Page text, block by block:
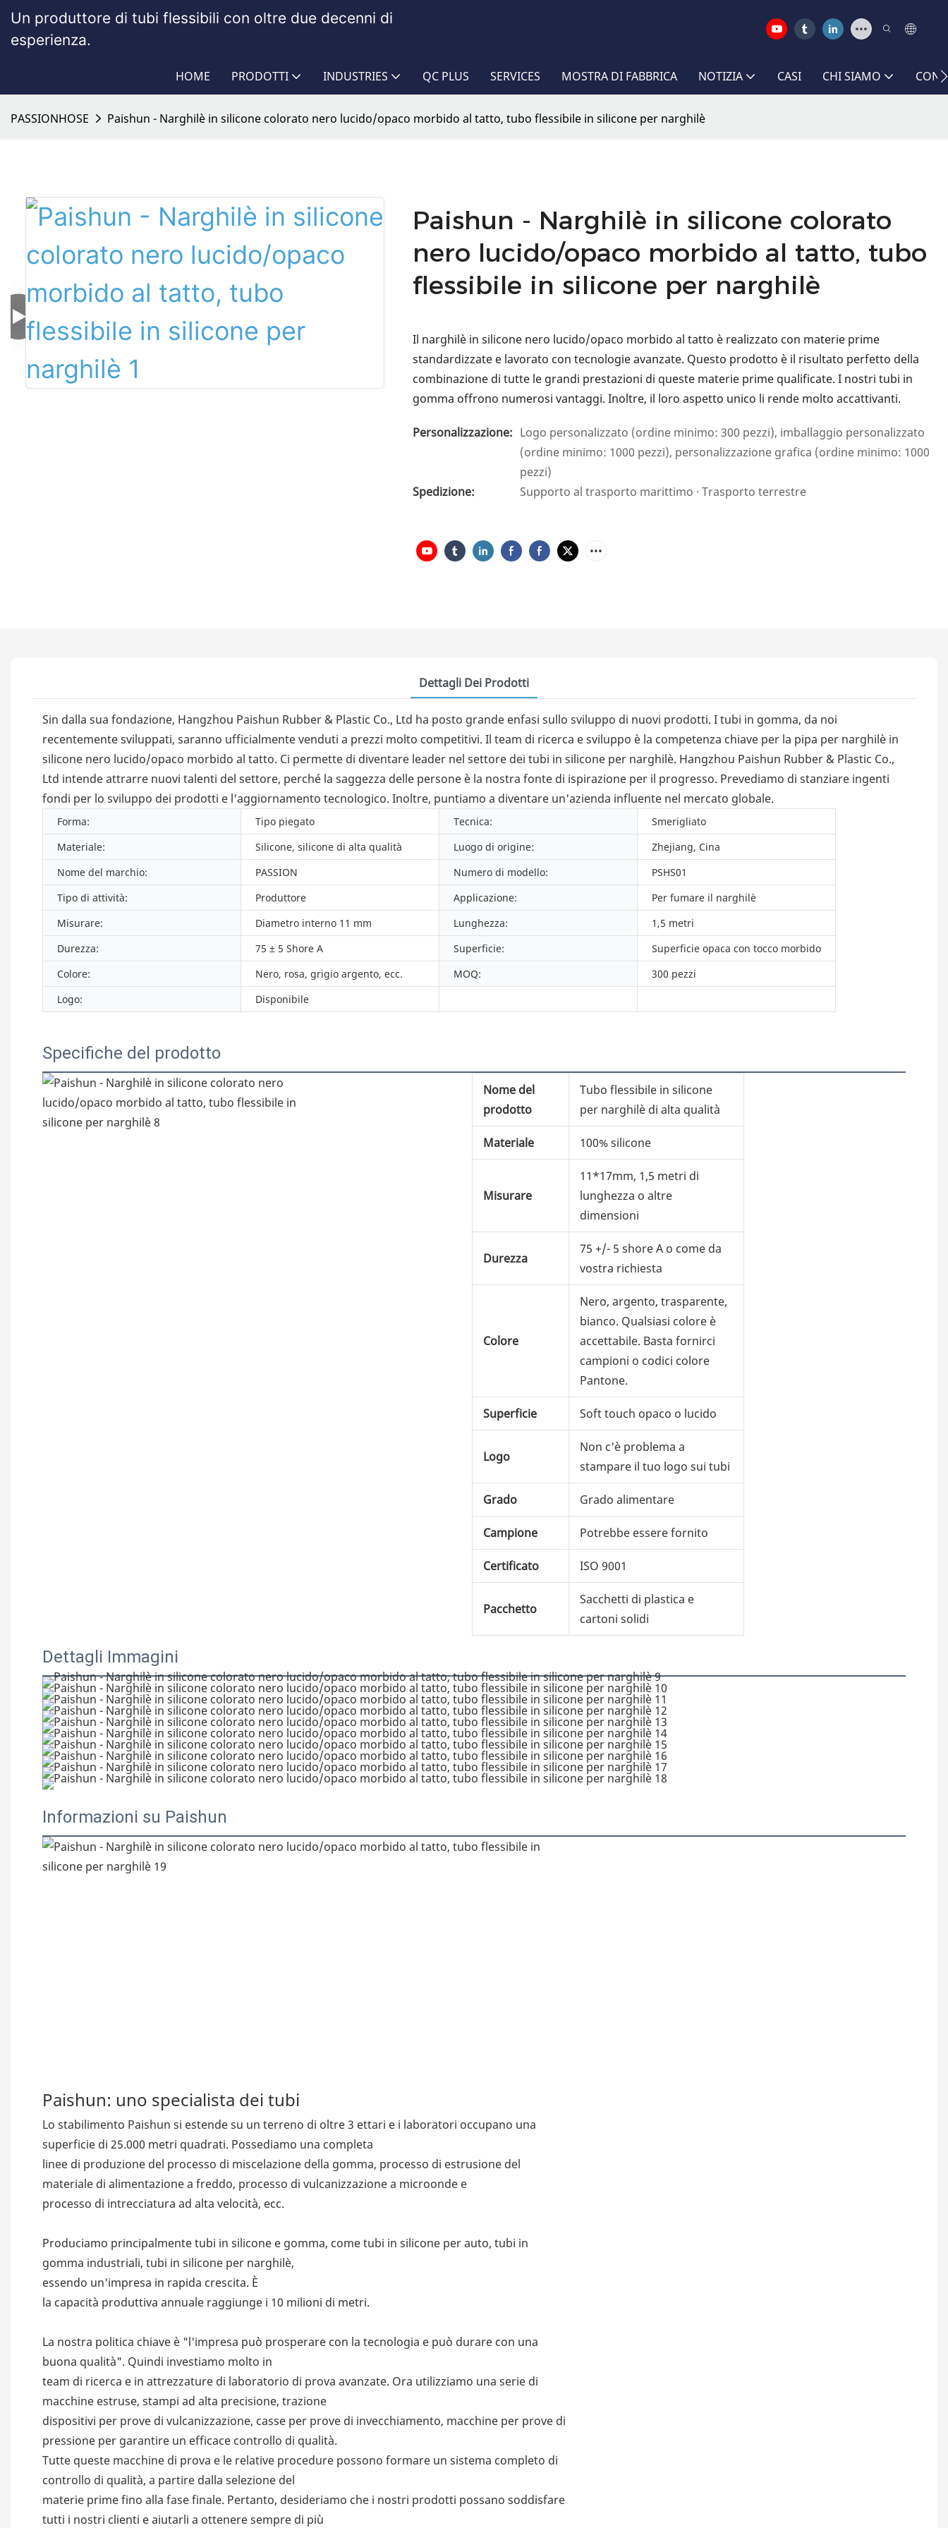
Un produttore di tubi flessibili con oltre due decenni di
esperienza.
HOME PRODOTTI INDUSTRIES QC PLUS SERVICES MOSTRA DI FABBRICA NOTIZIA CASI CHI SIAMO
PASSIONHOSE Paishun - Narghilè in silicone colorato nero lucido/opaco morbido al tatto, tubo flessibile in silicone per narghilè
Paishun - Narghilè in silicone colorato
nero lucido/opaco morbido al tatto, tubo
flessibile in silicone per narghilè
Il narghilè in silicone nero lucido/opaco morbido al tatto è realizzato con materie prime
standardizzate e lavorato con tecnologie avanzate. Questo prodotto è il risultato perfetto della
combinazione di tutte le grandi prestazioni di queste materie prime qualificate. I nostri tubi in
gomma offrono numerosi vantaggi. Inoltre, il loro aspetto unico li rende molto accattivanti.
Personalizzazione: Logo personalizzato (ordine minimo: 300 pezzi), imballaggio personalizzato
(ordine minimo: 1000 pezzi), personalizzazione grafica (ordine minimo: 1000
pezzi)
Spedizione:
Supporto al trasporto marittimo · Trasporto terrestre
Dettagli Dei Prodotti
Sin dalla sua fondazione, Hangzhou Paishun Rubber & Plastic Co., Ltd ha posto grande enfasi sullo sviluppo di nuovi prodotti. I tubi in gomma, da noi
recentemente sviluppati, saranno ufficialmente venduti a prezzi molto competitivi. Il team di ricerca e sviluppo è la competenza chiave per la pipa per narghilè in
silicone nero lucido/opaco morbido al tatto. Ci permette di diventare leader nel settore dei tubi in silicone per narghilè. Hangzhou Paishun Rubber & Plastic Co.,
Ltd intende attrarre nuovi talenti del settore, perché la saggezza delle persone è la nostra fonte di ispirazione per il progresso. Prevediamo di stanziare ingenti
fondi per lo sviluppo dei prodotti e l'aggiornamento tecnologico. Inoltre, puntiamo a diventare un'azienda influente nel mercato globale.
Forma: Tipo piegato Tecnica:
Smerigliato
Materiale:
Silicone, silicone di alta qualità Luogo di origine:
Zhejiang, Cina
Nome del marchio:
PASSION Numero di modello:
PSHS01
Tipo di attività:
Produttore Applicazione:
Per fumare il narghilè
Misurare:
Diametro interno 11 mm Lunghezza:
1,5 metri
Durezza:
75 ± 5 Shore A Superficie:
Superficie opaca con tocco morbido
Colore:
Nero, rosa, grigio argento, ecc. MOQ:
300 pezzi
Logo:
Disponibile
Specifiche del prodotto
Nome del
prodotto
Tubo flessibile in silicone
per narghilè di alta qualità
Materiale 100% silicone
Misurare
11*17mm, 1,5 metri di
lunghezza o altre
dimensioni
Durezza
75 +/- 5 shore A o come da
vostra richiesta
Colore
Nero, argento, trasparente,
bianco. Qualsiasi colore è
accettabile. Basta fornirci
campioni o codici colore
Pantone.
Superficie Soft touch opaco o lucido
Logo
Non c'è problema a
stampare il tuo logo sui tubi
Grado Grado alimentare
Campione Potrebbe essere fornito
Certificato ISO 9001
Pacchetto
Sacchetti di plastica e
cartoni solidi
Dettagli Immagini
Informazioni su Paishun
Paishun: uno specialista dei tubi
Lo stabilimento Paishun si estende su un terreno di oltre 3 ettari e i laboratori occupano una
superficie di 25.000 metri quadrati. Possediamo una completa
linee di produzione del processo di miscelazione della gomma, processo di estrusione del
materiale di alimentazione a freddo, processo di vulcanizzazione a microonde e
processo di intrecciatura ad alta velocità, ecc.
Produciamo principalmente tubi in silicone e gomma, come tubi in silicone per auto, tubi in
gomma industriali, tubi in silicone per narghilè,
essendo un'impresa in rapida crescita. È
la capacità produttiva annuale raggiunge i 10 milioni di metri.
La nostra politica chiave è "l'impresa può prosperare con la tecnologia e può durare con una
buona qualità". Quindi investiamo molto in
team di ricerca e in attrezzature di laboratorio di prova avanzate. Ora utilizziamo una serie di
macchine estruse, stampi ad alta precisione, trazione
dispositivi per prove di vulcanizzazione, casse per prove di invecchiamento, macchine per prove di
pressione per garantire un efficace controllo di qualità.
Tutte queste macchine di prova e le relative procedure possono formare un sistema completo di
controllo di qualità, a partire dalla selezione del
materie prime fino alla fase finale. Pertanto, desideriamo che i nostri prodotti possano soddisfare
tutti i nostri clienti e aiutarli a ottenere sempre di più